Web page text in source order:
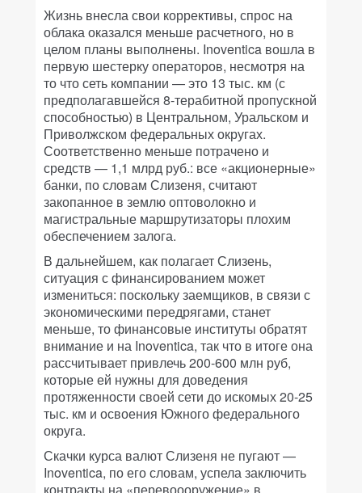
Жизнь внесла свои коррективы, спрос на
облака оказался меньше расчетного, но в
целом планы выполнены. Inoventica вошла в
первую шестерку операторов, несмотря на
то что сеть компании — это 13 тыс. км (с
предполагавшейся 8-терабитной пропускной
способностью) в Центральном, Уральском и
Приволжском федеральных округах.
Соответственно меньше потрачено и
средств — 1,1 млрд руб.: все «акционерные»
банки, по словам Слизеня, считают
закопанное в землю оптоволокно и
магистральные маршрутизаторы плохим
обеспечением залога.
В дальнейшем, как полагает Слизень,
ситуация с финансированием может
измениться: поскольку заемщиков, в связи с
экономическими передрягами, станет
меньше, то финансовые институты обратят
внимание и на Inoventica, так что в итоге она
рассчитывает привлечь 200-600 млн руб,
которые ей нужны для доведения
протяженности своей сети до искомых 20-25
тыс. км и освоения Южного федерального
округа.
Скачки курса валют Слизеня не пугают —
Inoventica, по его словам, успела заключить
контракты на «перевоооружение» в